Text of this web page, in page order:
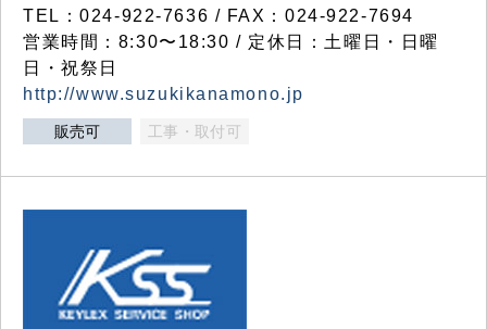
TEL：024-922-7636 / FAX：024-922-7694
営業時間：8:30〜18:30 / 定休日：土曜日・日曜
日・祝祭日
http://www.suzukikanamono.jp
販売可 工事・取付可